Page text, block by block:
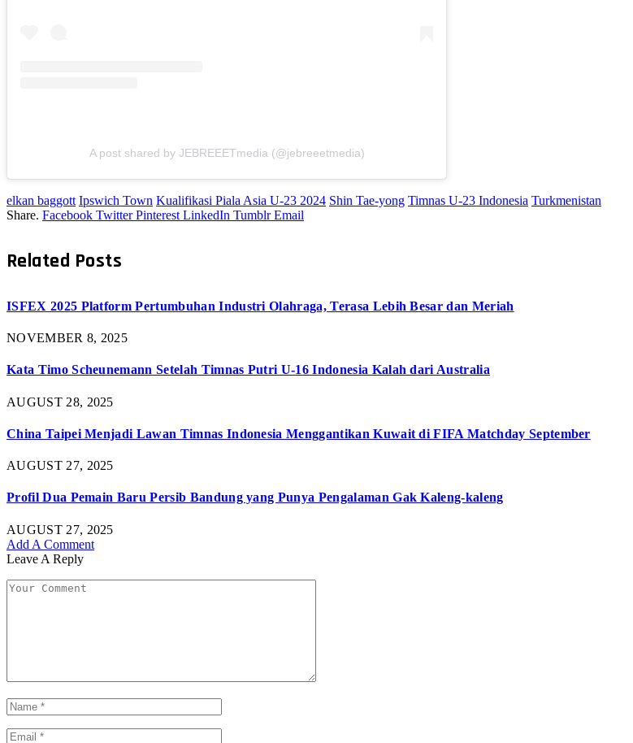
A post shared by JEBREEETmedia (@jebreeetmedia)
elkan baggott Ipswich Town Kualifikasi Piala Asia U-23 2024 Shin Tae-yong Timnas U-23 Indonesia Turkmenistan
Share. Facebook Twitter Pinterest LinkedIn Tumblr Email
Related Posts
ISFEX 2025 Platform Pertumbuhan Industri Olahraga, Terasa Lebih Besar dan Meriah
NOVEMBER 8, 2025
Kata Timo Scheunemann Setelah Timnas Putri U-16 Indonesia Kalah dari Australia
AUGUST 28, 2025
China Taipei Menjadi Lawan Timnas Indonesia Menggantikan Kuwait di FIFA Matchday September
AUGUST 27, 2025
Profil Dua Pemain Baru Persib Bandung yang Punya Pengalaman Gak Kaleng-kaleng
AUGUST 27, 2025
Add A Comment
Leave A Reply